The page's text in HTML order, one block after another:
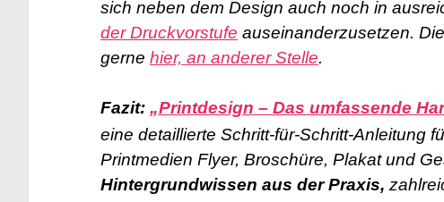
sich neben dem Design auch noch in
der Druckvorstufe auseinanderzusetzen.
gerne hier, an anderer Stelle.
Fazit: „Printdesign – Das umfassende
eine detaillierte Schritt-für-Schritt-Anleitung
Printmedien Flyer, Broschüre, Plakat und
Hintergrundwissen aus der Praxis,